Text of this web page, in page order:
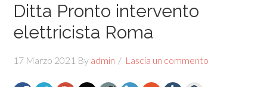
Ditta Pronto intervento
elettricista Roma
17 Marzo 2021 By admin Lascia un commento